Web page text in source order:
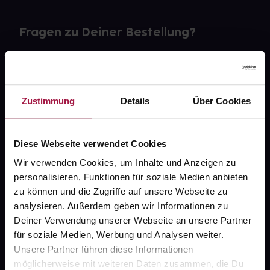
Zustimmung Details Über Cookies
Diese Webseite verwendet Cookies
Wir verwenden Cookies, um Inhalte und Anzeigen zu
personalisieren, Funktionen für soziale Medien anbieten
zu können und die Zugriffe auf unsere Webseite zu
analysieren. Außerdem geben wir Informationen zu
Deiner Verwendung unserer Webseite an unsere Partner
für soziale Medien, Werbung und Analysen weiter.
Unsere Partner führen diese Informationen
möglicherweise mit weiteren Daten zusammen, die Du
Fragen zu Deiner Bestellung?
gesund.de
Über uns
Karriere
Newsletter